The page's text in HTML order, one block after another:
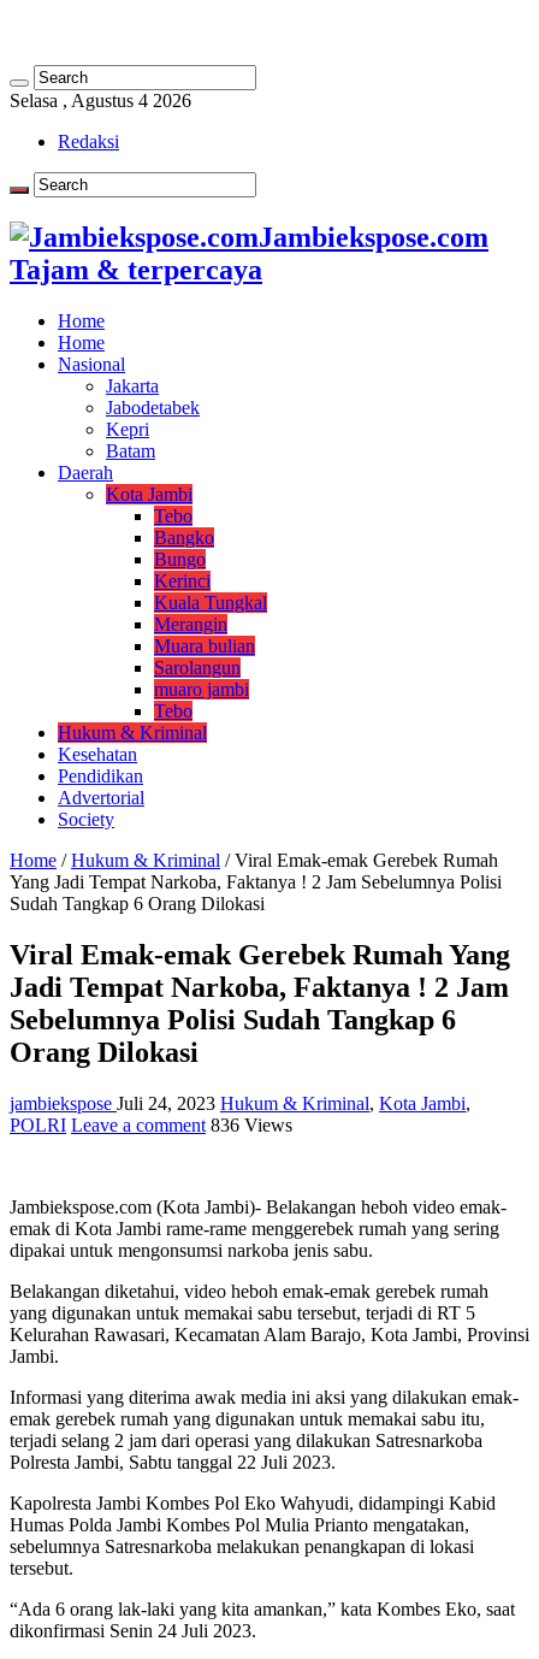
Selasa , Agustus 4 2026
Redaksi
Jambiekspose.com
Tajam & terpercaya
Home
Home
Nasional
Jakarta
Jabodetabek
Kepri
Batam
Daerah
Kota Jambi
Tebo
Bangko
Bungo
Kerinci
Kuala Tungkal
Merangin
Muara bulian
Sarolangun
muaro jambi
Tebo
Hukum & Kriminal
Kesehatan
Pendidikan
Advertorial
Society
Home / Hukum & Kriminal / Viral Emak-emak Gerebek Rumah
Yang Jadi Tempat Narkoba, Faktanya ! 2 Jam Sebelumnya Polisi
Sudah Tangkap 6 Orang Dilokasi
Viral Emak-emak Gerebek Rumah Yang
Jadi Tempat Narkoba, Faktanya ! 2 Jam
Sebelumnya Polisi Sudah Tangkap 6
Orang Dilokasi
jambiekspose Juli 24, 2023 Hukum & Kriminal, Kota Jambi,
POLRI Leave a comment 836 Views
Jambiekspose.com (Kota Jambi)- Belakangan heboh video emak-
emak di Kota Jambi rame-rame menggerebek rumah yang sering
dipakai untuk mengonsumsi narkoba jenis sabu.
Belakangan diketahui, video heboh emak-emak gerebek rumah
yang digunakan untuk memakai sabu tersebut, terjadi di RT 5
Kelurahan Rawasari, Kecamatan Alam Barajo, Kota Jambi, Provinsi
Jambi.
Informasi yang diterima awak media ini aksi yang dilakukan emak-
emak gerebek rumah yang digunakan untuk memakai sabu itu,
terjadi selang 2 jam dari operasi yang dilakukan Satresnarkoba
Polresta Jambi, Sabtu tanggal 22 Juli 2023.
Kapolresta Jambi Kombes Pol Eko Wahyudi, didampingi Kabid
Humas Polda Jambi Kombes Pol Mulia Prianto mengatakan,
sebelumnya Satresnarkoba melakukan penangkapan di lokasi
tersebut.
“Ada 6 orang lak-laki yang kita amankan,” kata Kombes Eko, saat
dikonfirmasi Senin 24 Juli 2023.